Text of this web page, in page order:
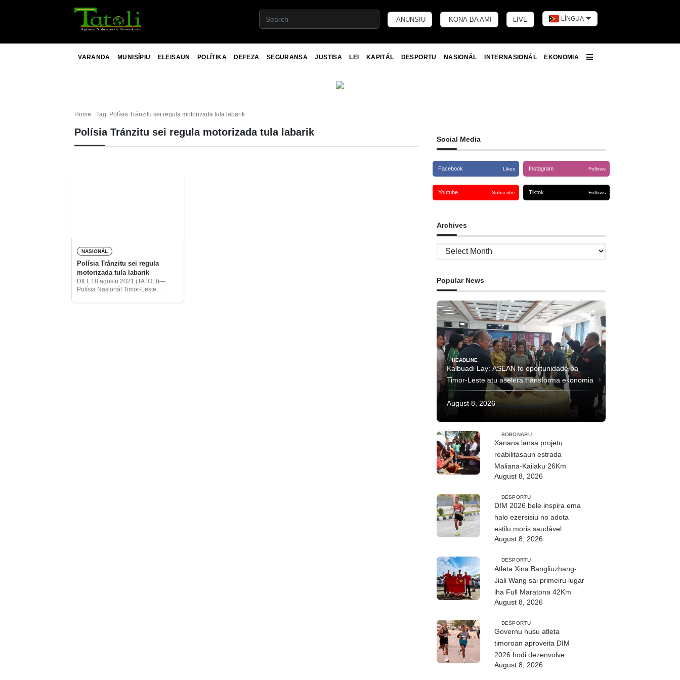
ANUNSIU KONA-BA AMI LIVE LÍNGUA
VARANDA MUNISÍPIU ELEISAUN POLÍTIKA DEFEZA SEGURANSA JUSTISA LEI KAPITÁL DESPORTU NASIONÁL INTERNASIONÁL
EKONOMIA
Home Tag: Polísia Tránzitu sei regula motorizada tula labarik
Polísia Tránzitu sei regula motorizada tula labarik
NASIONÁL
Polísia Tránzitu sei regula
motorizada tula labarik
DILI, 18 agostu 2021 (TATOLI)—
Polísia Nasionál Timor-Leste
Social Media
Facebook Likes Instagram Follows
Youtube Subscribe Tiktok Follows
Archives
Archives
Popular News
HEADLINE
Kalbuadi Lay: ASEAN fo oportunidade ba
Timor-Leste atu aselera transforma ekonomia
August 8, 2026
BOBONARU
Xanana lansa projetu
reabilitasaun estrada
Maliana-Kailaku 26Km
August 8, 2026
DESPORTU
DIM 2026 bele inspira ema
halo ezersisiu no adota
estilu moris saudável
August 8, 2026
DESPORTU
Atleta Xina Bangliuzhang-
Jiali Wang sai primeiru lugar
iha Full Maratona 42Km
August 8, 2026
DESPORTU
Governu husu atleta
timoroan aproveita DIM
2026 hodi dezenvolve
kapasidade
August 8, 2026